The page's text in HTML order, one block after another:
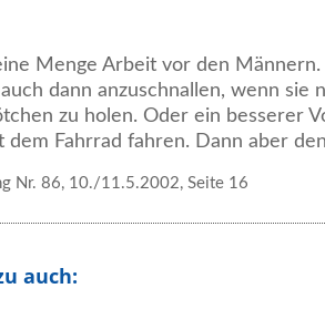
Menge Arbeit vor den
auch dann anzuschnallen, wenn
zu holen. Oder ein besserer
dem Fahrrad fahren. Dann aber
Nr. 86, 10./11.5.2002, Seite 16
auch: